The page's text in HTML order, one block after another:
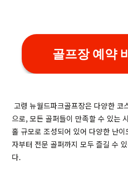
골프장 예약
고령 뉴월드파크골프장은 다양한 코
으로, 모든 골퍼들이 만족할 수 있는
홀 규모로 조성되어 있어 다양한 난
자부터 전문 골퍼까지 모두 즐길 수
다.